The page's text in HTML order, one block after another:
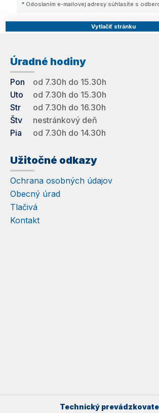
* Odoslaním e-mailovej adresy súhlasíte s
Vytlačiť stránku
Úradné hodiny
Pon
od 7.30h do 15.30h
Uto
od 7.30h do 15.30h
Str
od 7.30h do 16.30h
Štv
nestránkový deň
Pia
od 7.30h do 14.30h
Užitočné odkazy
Ochrana osobných údajov
Obecný úrad
Tlačivá
Kontakt
Technický